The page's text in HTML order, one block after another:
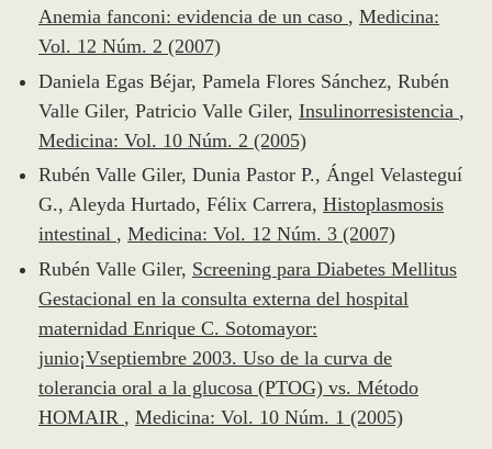
Anemia fanconi: evidencia de un caso , Medicina:
Vol. 12 Núm. 2 (2007)
Daniela Egas Béjar, Pamela Flores Sánchez, Rubén
Valle Giler, Patricio Valle Giler, Insulinorresistencia ,
Medicina: Vol. 10 Núm. 2 (2005)
Rubén Valle Giler, Dunia Pastor P., Ángel Velasteguí
G., Aleyda Hurtado, Félix Carrera, Histoplasmosis
intestinal , Medicina: Vol. 12 Núm. 3 (2007)
Rubén Valle Giler, Screening para Diabetes Mellitus
Gestacional en la consulta externa del hospital
maternidad Enrique C. Sotomayor:
junio¡Vseptiembre 2003. Uso de la curva de
tolerancia oral a la glucosa (PTOG) vs. Método
HOMAIR , Medicina: Vol. 10 Núm. 1 (2005)